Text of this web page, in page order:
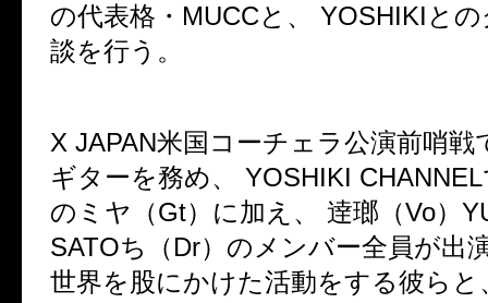
の代表格・MUCCと、 YOSHIKIと
談を行う。
X JAPAN米国コーチェラ公演前哨戦
ギターを務め、 YOSHIKI
のミヤ（Gt）に加え、 逹瑯（Vo）
SATOち（Dr）のメンバー全員が出
世界を股にかけた活動をする彼らと